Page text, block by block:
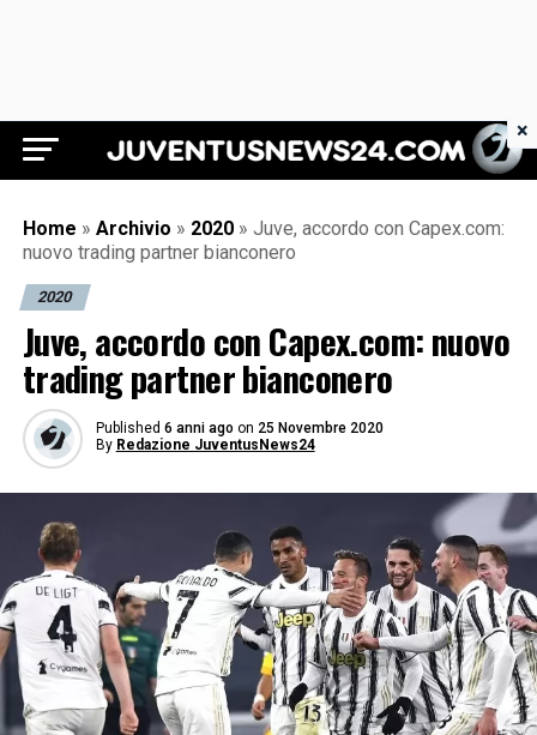
Juventus News 24
Home » Archivio » 2020 » Juve, accordo con Capex.com:
nuovo trading partner bianconero
2020
Juve, accordo con Capex.com: nuovo
trading partner bianconero
Published 6 anni ago on 25 Novembre 2020
By Redazione JuventusNews24
×